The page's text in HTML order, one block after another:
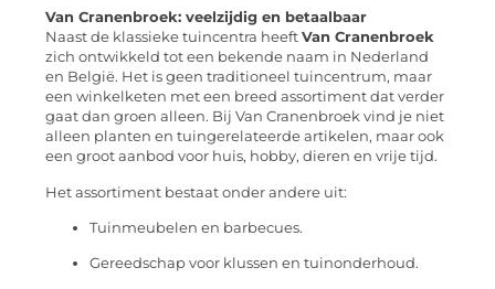
Van Cranenbroek: veelzijdig en betaalbaar
Naast de klassieke tuincentra heeft Van Cranenbroek
zich ontwikkeld tot een bekende naam in Nederland
en België. Het is geen traditioneel tuincentrum, maar
een winkelketen met een breed assortiment dat verder
gaat dan groen alleen. Bij Van Cranenbroek vind je niet
alleen planten en tuingerelateerde artikelen, maar ook
een groot aanbod voor huis, hobby, dieren en vrije tijd.
Het assortiment bestaat onder andere uit:
Tuinmeubelen en barbecues.
Gereedschap voor klussen en tuinonderhoud.